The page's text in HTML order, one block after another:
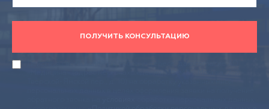
ПОЛУЧИТЬ КОНСУЛЬТАЦИЮ